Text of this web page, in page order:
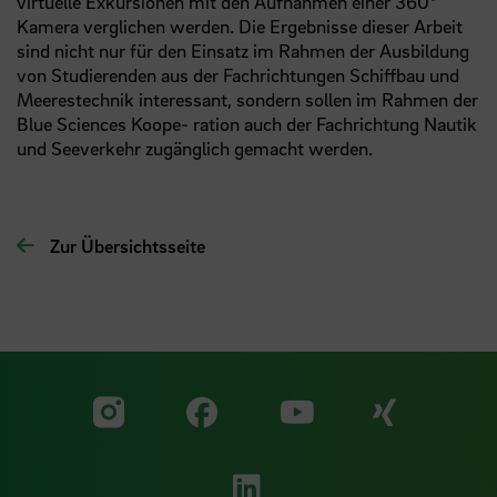
Kamera verglichen werden. Die Ergebnisse dieser Arbeit
sind nicht nur für den Einsatz im Rahmen der Ausbildung
von Studierenden aus der Fachrichtungen Schiffbau und
Meerestechnik interessant, sondern sollen im Rahmen der
Blue Sciences Koope‐ ration auch der Fachrichtung Nautik
und Seeverkehr zugänglich gemacht werden.
Zur Übersichtsseite
Zu unserer Facebook
Zu
Zu unserer